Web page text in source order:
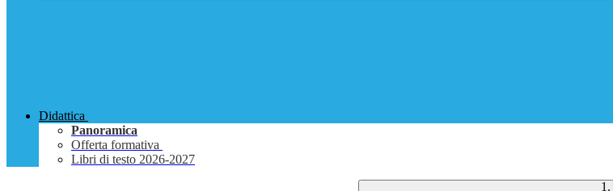
Didattica
Panoramica
Offerta formativa
Libri di testo 2026-2027